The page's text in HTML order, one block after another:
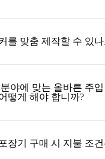
를 맞춤 제작할 수 있나
야에 맞는 올바른 주
떻게 해야 합니까?
장기 구매 시 지불 조건